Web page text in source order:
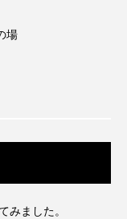
場
みました。